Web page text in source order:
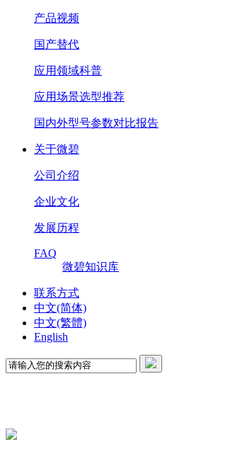
产品视频
国产替代
应用领域科普
应用场景选型推荐
国内外型号参数对比报告
关于微碧
公司介绍
企业文化
发展历程
FAQ
微碧知识库
联系方式
中文(简体)
中文(繁體)
English